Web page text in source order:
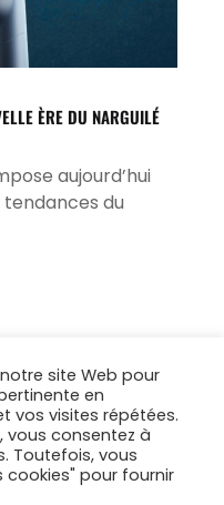
ÈRE DU NARGUILÉ
aujourd’hui
tendances du
site Web pour
en
vos visites répétées.
vous consentez à
Toutefois, vous
cookies" pour fournir